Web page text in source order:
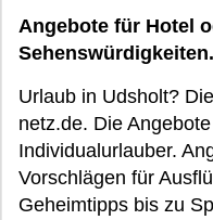
Angebote für Hotel
Sehenswürdigkeiten.
Urlaub in Udsholt?
netz.de. Die
Individualurlauber.
Vorschlägen für
Geheimtipps bis zu